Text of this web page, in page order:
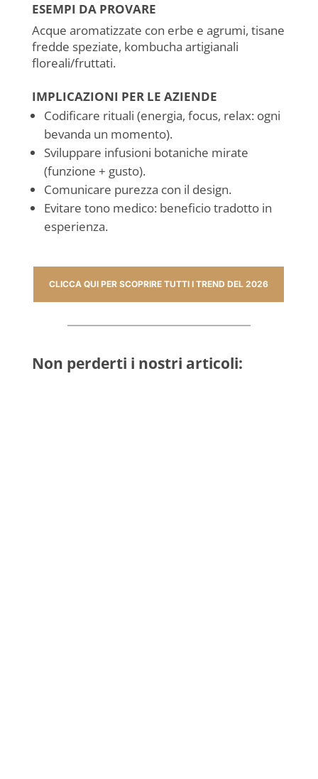
ESEMPI DA PROVARE
Acque aromatizzate con erbe e agrumi, tisane
fredde speziate, kombucha artigianali
floreali/fruttati.
IMPLICAZIONI PER LE AZIENDE
Codificare rituali (energia, focus, relax: ogni
bevanda un momento).
Sviluppare infusioni botaniche mirate
(funzione + gusto).
Comunicare purezza con il design.
Evitare tono medico: beneficio tradotto in
esperienza.
CLICCA QUI PER SCOPRIRE TUTTI I TREND DEL 2026
Non perderti i nostri articoli: